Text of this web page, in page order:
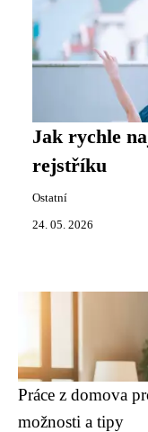
Jak rychle
rejstříku
Ostatní
24. 05. 2026
Práce z domova
možnosti a tipy